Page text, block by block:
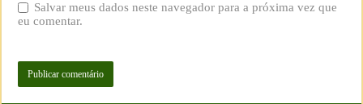
Salvar meus dados neste navegador para a próxima vez que
eu comentar.